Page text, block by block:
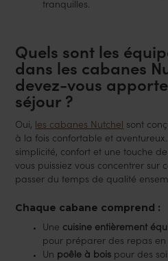
tranquilles.
Quels sont les
dans les cabanes
devez-vous
séjour ?
Oui, les cabanes Nutchel sont
à la fois confortable et
simplicité, confort et une touche
vous puissiez vous concentrer sur
passer du temps de qualité
Chaque cabane comprend :
Une cuisine entièrement
pour préparer des repas en
Un poêle à bois pour des